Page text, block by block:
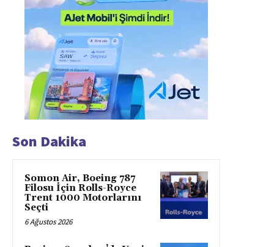
Son Dakika
Somon Air, Boeing 787
Filosu İçin Rolls-Royce
Trent 1000 Motorlarını
Seçti
6 Ağustos 2026